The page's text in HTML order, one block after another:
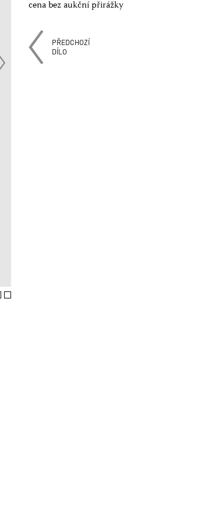
cena bez aukční přirážky
PŘEDCHOZÍ
DÍLO